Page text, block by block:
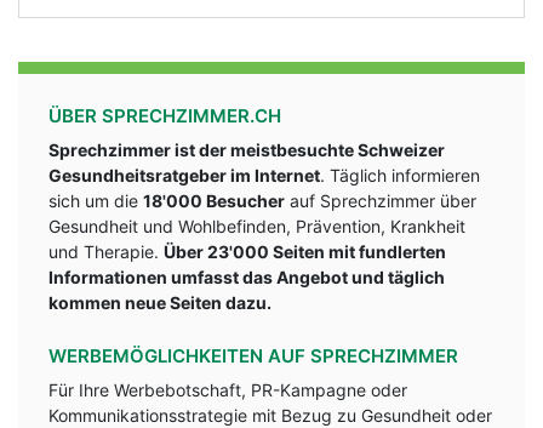
ÜBER SPRECHZIMMER.CH
Sprechzimmer ist der meistbesuchte Schweizer
Gesundheitsratgeber im Internet. Täglich informieren
sich um die 18'000 Besucher auf Sprechzimmer über
Gesundheit und Wohlbefinden, Prävention, Krankheit
und Therapie. Über 23'000 Seiten mit fundlerten
Informationen umfasst das Angebot und täglich
kommen neue Seiten dazu.
WERBEMÖGLICHKEITEN AUF SPRECHZIMMER
Für Ihre Werbebotschaft, PR-Kampagne oder
Kommunikationsstrategie mit Bezug zu Gesundheit oder